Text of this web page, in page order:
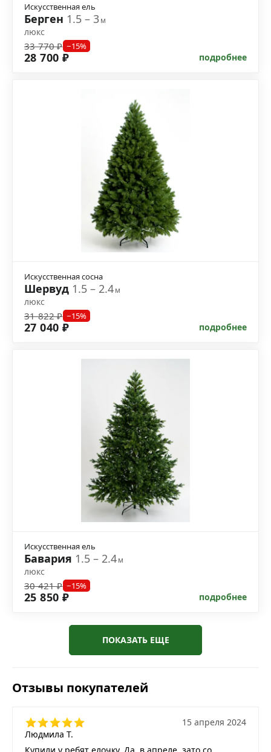
Искусственная ель
Берген 1.5 – 3м
люкс
33 770 ₽ −15%
28 700 ₽ подробнее
Искусственная сосна
Шервуд 1.5 – 2.4м
люкс
31 822 ₽ −15%
27 040 ₽ подробнее
Искусственная ель
Бавария 1.5 – 2.4м
люкс
30 421 ₽ −15%
25 850 ₽ подробнее
ПОКАЗАТЬ ЕЩЕ
Отзывы покупателей
Людмила Т.
15 апреля 2024